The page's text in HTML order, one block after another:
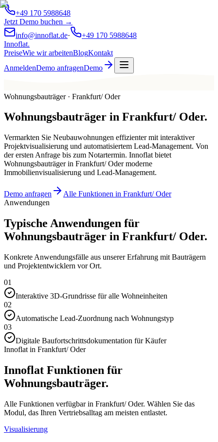
+49 170 5988648
Jetzt Demo buchen →
info@innoflat.de·
+49 170 5988648
Innoflat.
PreiseWie wir arbeitenBlogKontakt
AnmeldenDemo anfragenDemo
Wohnungsbauträger · Frankfurt/ Oder
Wohnungsbauträger in Frankfurt/ Oder.
Vermarkten Sie Neubauwohnungen effizienter mit interaktiver
Projektvisualisierung und automatisiertem Lead-Management. Von
der ersten Anfrage bis zum Notartermin. Innoflat bietet
Wohnungsbauträger in Frankfurt/ Oder moderne
Immobilienvisualisierung und Lead-Management.
Demo anfragen
Alle Funktionen in Frankfurt/ Oder
Anwendungen
Typische Anwendungen für
Wohnungsbauträger in Frankfurt/ Oder.
Konkrete Anwendungsfälle aus unserer Erfahrung mit Bauträgern
und Projektentwicklern vor Ort.
01
Interaktive 3D-Grundrisse für alle Wohneinheiten
02
Automatische Lead-Zuordnung nach Wohnungstyp
03
Digitale Baufortschrittsdokumentation für Käufer
Innoflat in Frankfurt/ Oder
Innoflat Funktionen für
Wohnungsbauträger.
Alle Funktionen verfügbar in Frankfurt/ Oder. Wählen Sie das
Modul, das Ihren Vertriebsalltag am meisten entlastet.
Visualisierung